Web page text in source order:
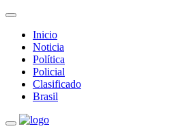
Inicio
Noticia
Política
Policial
Clasificado
Brasil